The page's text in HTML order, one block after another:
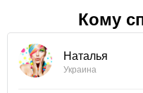
Кому
Наталья
Украина